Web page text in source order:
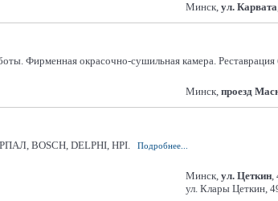
Минск, ул. Карвата
Фирменная окрасочно-сушильная камера.
Минск, проезд
BOSCH, DELPHI, HPI. Подробнее...
Минск, ул. Цеткин,
ул. Клары Цеткин,